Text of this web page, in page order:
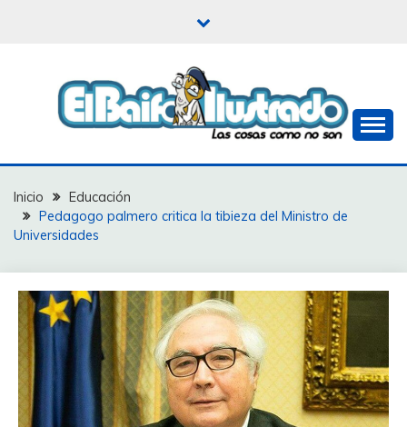
EL BAIFO ILUSTRADO
Inicio
Educación
Pedagogo palmero critica la tibieza del Ministro de
Universidades